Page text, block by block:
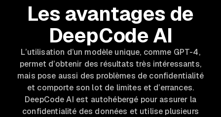
Les avantages de
DeepCode AI
L’utilisation d’un modèle unique, comme GPT-4,
permet d’obtenir des résultats très intéressants,
mais pose aussi des problèmes de confidentialité
et comporte son lot de limites et d’errances.
DeepCode AI est autohébergé pour assurer la
confidentialité des données et utilise plusieurs